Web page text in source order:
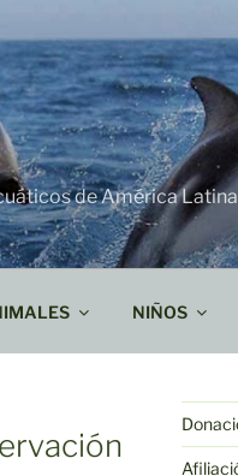
de América Latina
NIÑOS